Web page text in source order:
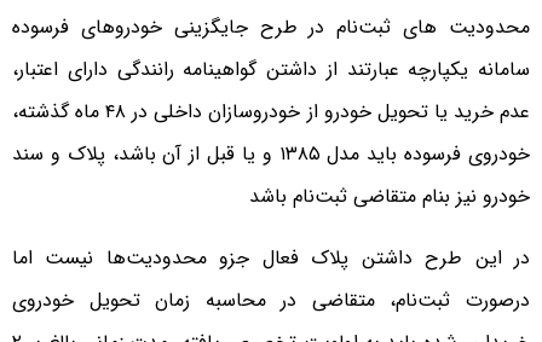
محدودیت های ثبت‌نام در طرح جایگزینی خودروهای فرسوده
سامانه یکپارچه عبارتند از داشتن گواهینامه رانندگی دارای اعتبار،
عدم خرید یا تحویل خودرو از خودروسازان داخلی در ۴۸ ماه گذشته،
خودروی فرسوده باید مدل ۱۳۸۵ و یا قبل از آن باشد، پلاک و سند
خودرو نیز بنام متقاضی ثبت‌نام باشد
در این طرح داشتن پلاک فعال جزو محدودیت‌ها نیست اما
درصورت ثبت‌نام، متقاضی در محاسبه زمان تحویل خودروی